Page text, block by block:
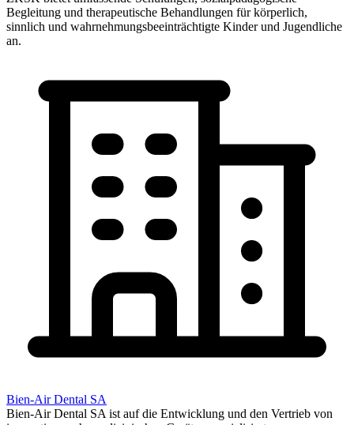
Begleitung und therapeutische Behandlungen für körperlich,
sinnlich und wahrnehmungsbeeinträchtigte Kinder und Jugendliche
an.
Bien-Air Dental SA
Bien-Air Dental SA ist auf die Entwicklung und den Vertrieb von